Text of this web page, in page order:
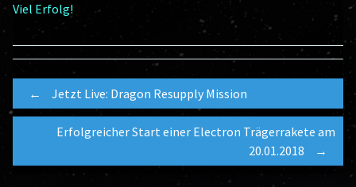
Viel Erfolg!
Post
navigation
← Jetzt Live: Dragon Resupply Mission
Erfolgreicher Start einer Electron Trägerrakete am
20.01.2018
→